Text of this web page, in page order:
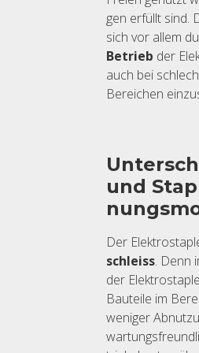
gen er­füllt sind.
sich vor allem
Be­trieb der
auch bei
Be­rei­chen
und
Der
schleiss. Denn
der
Bau­tei­le im
we­ni­ger